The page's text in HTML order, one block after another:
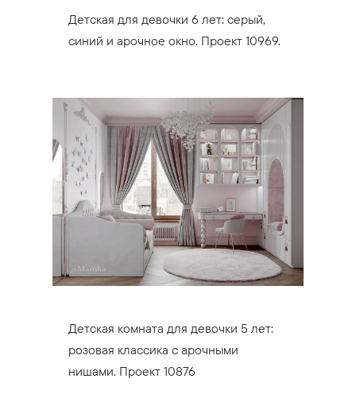
Детская для девочки 6 лет: серый,
синий и арочное окно. Проект 10969.
Детская комната для девочки 5 лет:
розовая классика с арочными
нишами. Проект 10876